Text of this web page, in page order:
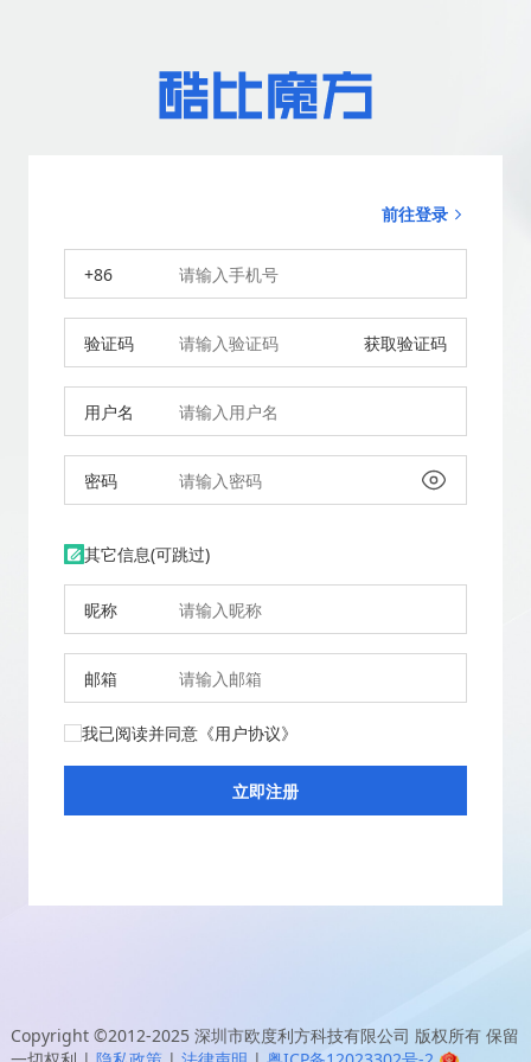
前往登录
+86
验证码 获取验证码
用户名
密码
其它信息(可跳过)
昵称
邮箱
我已阅读并同意 《用户协议》
Copyright ©2012-2025 深圳市欧度利方科技有限公司 版权所有 保留